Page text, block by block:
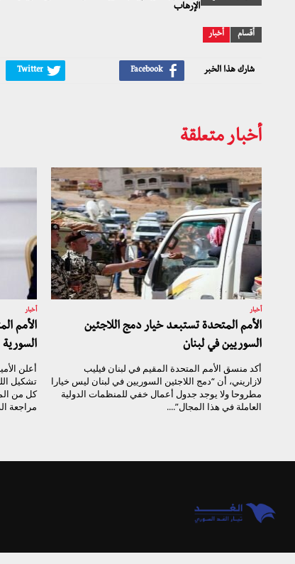
الإرهاب
أقسام أخبار
شارك هذا الخبر
أخبار متعلقة
أخبار
الأمم المتحدة تستبعد خيار دمج اللاجئين
السوريين في لبنان
أكد منسق الأمم المتحدة المقيم في لبنان فيليب
لازاريني، أن “دمج اللاجئين السوريين في لبنان ليس خيارا
مطروحا ولا يوجد جدول أعمال خفي للمنظمات الدولية
العاملة في هذا المجال”....
أخبار
الأمم
السورية
أعلن
تشكيل
كل من
مراجعة